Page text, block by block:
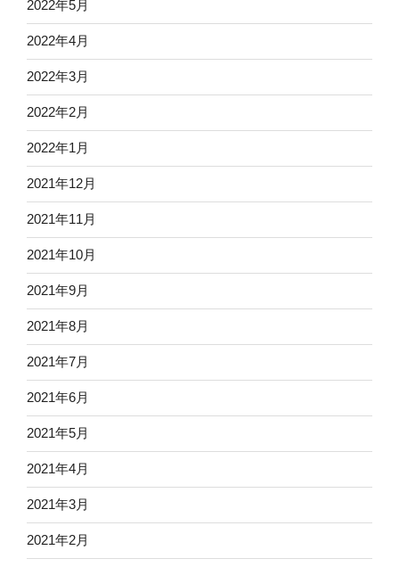
2022年5月
2022年4月
2022年3月
2022年2月
2022年1月
2021年12月
2021年11月
2021年10月
2021年9月
2021年8月
2021年7月
2021年6月
2021年5月
2021年4月
2021年3月
2021年2月